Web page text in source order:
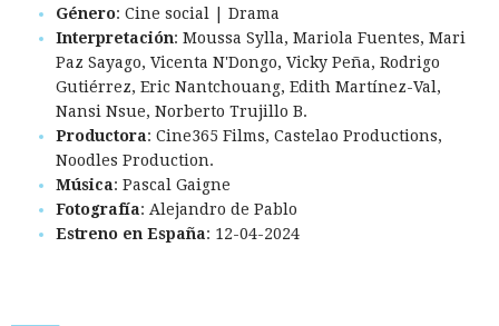
Género: Cine social | Drama
Interpretación: Moussa Sylla, Mariola Fuentes, Mari
Paz Sayago, Vicenta N'Dongo, Vicky Peña, Rodrigo
Gutiérrez, Eric Nantchouang, Edith Martínez-Val,
Nansi Nsue, Norberto Trujillo B.
Productora: Cine365 Films, Castelao Productions,
Noodles Production.
Música: Pascal Gaigne
Fotografía: Alejandro de Pablo
Estreno en España: 12-04-2024